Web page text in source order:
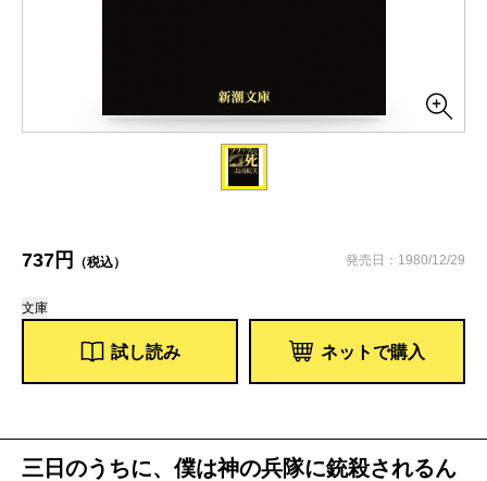
737円 （税込） 発売日：1980/12/29
文庫
試し読み ネットで購入
三日のうちに、僕は神の兵隊に銃殺されるん